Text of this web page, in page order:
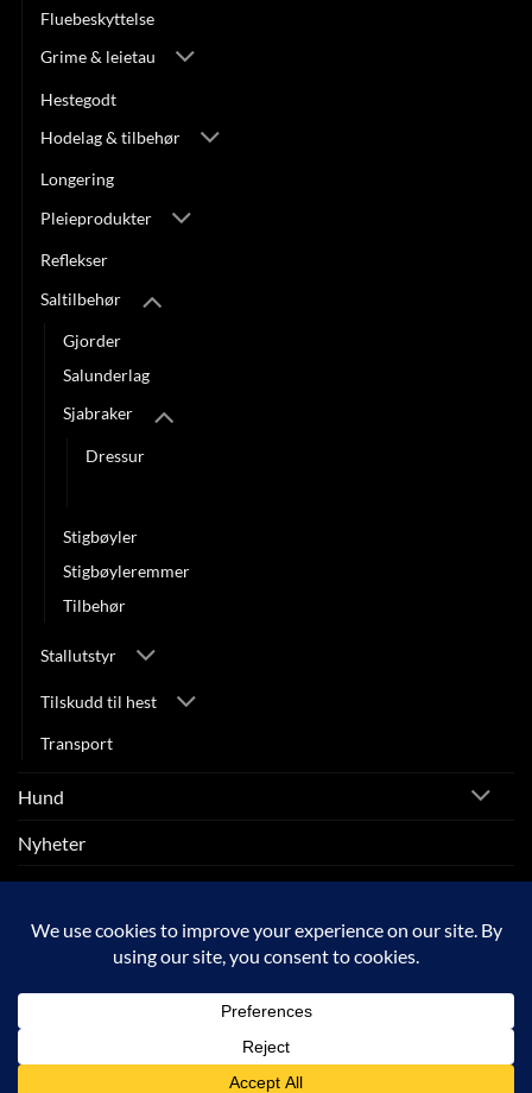
Fluebeskyttelse
Grime & leietau
Hestegodt
Hodelag & tilbehør
Longering
Pleieprodukter
Reflekser
Saltilbehør
Gjorder
Salunderlag
Sjabraker
Dressur
Stigbøyler
Stigbøyleremmer
Tilbehør
Stallutstyr
Tilskudd til hest
Transport
Hund
Nyheter
Rytter
SALG
Vipps
Copyright 2026 © ARNEBERG HEST OG RYTTER |